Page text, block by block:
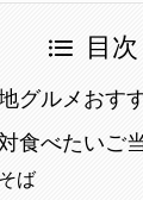
目次
グルメおす
食べたいご
ば